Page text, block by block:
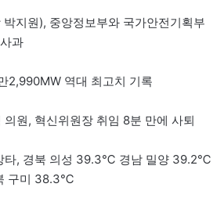
지원), 중앙정보부와 국가안전기획부
과
2,990MW 역대 최고치 기록
원, 혁신위원장 취임 8분 만에 사퇴
타, 경북 의성 39.3℃ 경남 밀양 39.2℃
구미 38.3℃